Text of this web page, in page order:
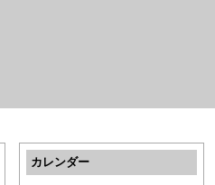
カレンダー